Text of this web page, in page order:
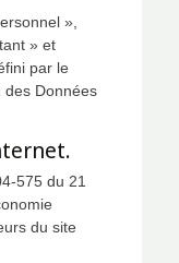
»,
» et
par le
des Données
575 du 21
du site